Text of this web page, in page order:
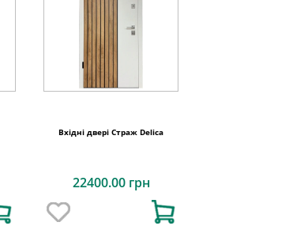
Вхідні двері Страж Delica
22400.00 грн